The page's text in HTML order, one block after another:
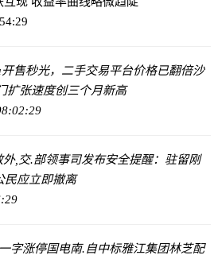
售秒光，二手交易平台价格已翻倍沙
扩张速度创三个月新高
外,交.部领事司发布安全提醒：驻留刚
民应立即撤离
字涨停国电南.自中标雅江集团林芝配